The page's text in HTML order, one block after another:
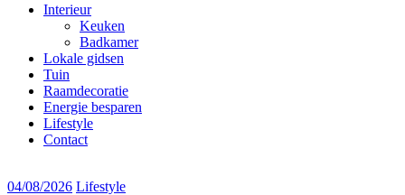
Interieur
Keuken
Badkamer
Lokale gidsen
Tuin
Raamdecoratie
Energie besparen
Lifestyle
Contact
04/08/2026 Lifestyle